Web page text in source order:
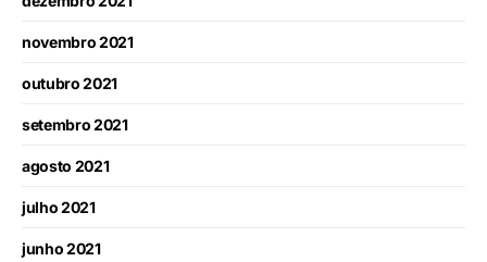
novembro 2021
outubro 2021
setembro 2021
agosto 2021
julho 2021
junho 2021